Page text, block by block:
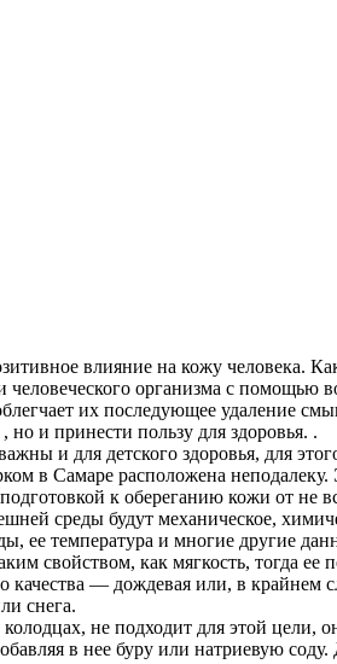
влияние на кожу человека.
организма с помощью
их последующее удаление
но и принести пользу для здоровья. .
и для детского здоровья, для
в Самаре расположена
к обереганию кожи от
среды будут механическое,
ее температура и многие другие
свойством, как мягкость, тогда
— дождевая или, в крайнем
снега.
не подходит для этой
в нее буру или натриевую